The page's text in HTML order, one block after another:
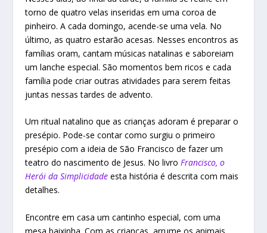
torno de quatro velas inseridas em uma coroa de
pinheiro. A cada domingo, acende-se uma vela. No
último, as quatro estarão acesas. Nesses encontros as
famílias oram, cantam músicas natalinas e saboreiam
um lanche especial. São momentos bem ricos e cada
família pode criar outras atividades para serem feitas
juntas nessas tardes de advento.
Um ritual natalino que as crianças adoram é preparar o
presépio. Pode-se contar como surgiu o primeiro
presépio com a ideia de São Francisco de fazer um
teatro do nascimento de Jesus. No livroFrancisco, o
Herói da Simplicidade esta história é descrita com mais
detalhes.
Encontre em casa um cantinho especial, com uma